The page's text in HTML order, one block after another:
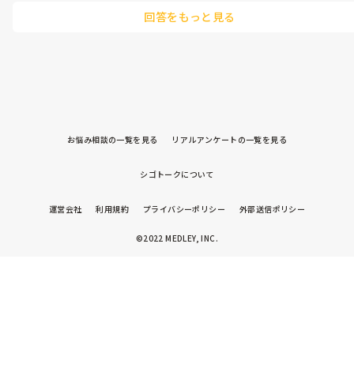
たちがこのクラスを希望しなかったという理由が大きいと思いま
べて私がやらなければなりません。
まりは無く、生活させることで手いっぱいなのに
主任や園長に日々の辛さを吐露していますが「頑張って」以外の
も根拠のない応援をされるだけです。
回答をもっと見る
お悩み相談の一覧を見る リアルアンケートの一覧を見る
シゴトークについて
運営会社 利用規約 プライバシーポリシー 外部送信ポリシー
©2022 MEDLEY, INC.